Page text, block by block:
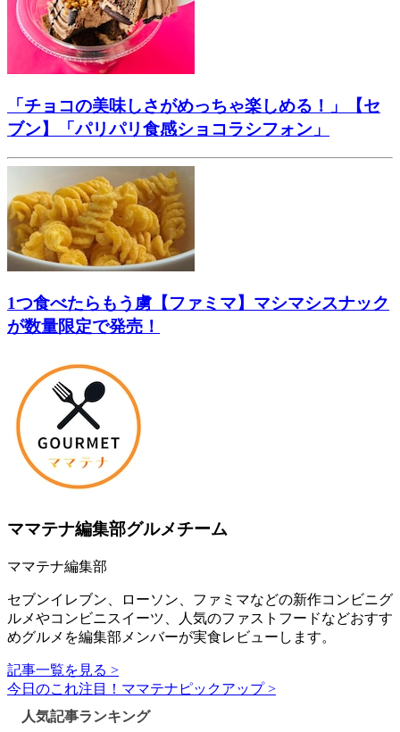
「チョコの美味しさがめっちゃ楽しめる！」【セ
ブン】「パリパリ食感ショコラシフォン」
1つ食べたらもう虜【ファミマ】マシマシスナック
が数量限定で発売！
ママテナ編集部グルメチーム
ママテナ編集部
セブンイレブン、ローソン、ファミマなどの新作コンビニグ
ルメやコンビニスイーツ、人気のファストフードなどおすす
めグルメを編集部メンバーが実食レビューします。
記事一覧を見る >
今日のこれ注目！ママテナピックアップ >
人気記事ランキング